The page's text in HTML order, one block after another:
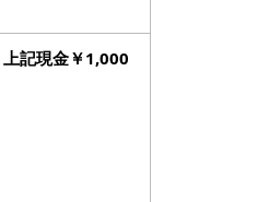
上記現金￥1,000